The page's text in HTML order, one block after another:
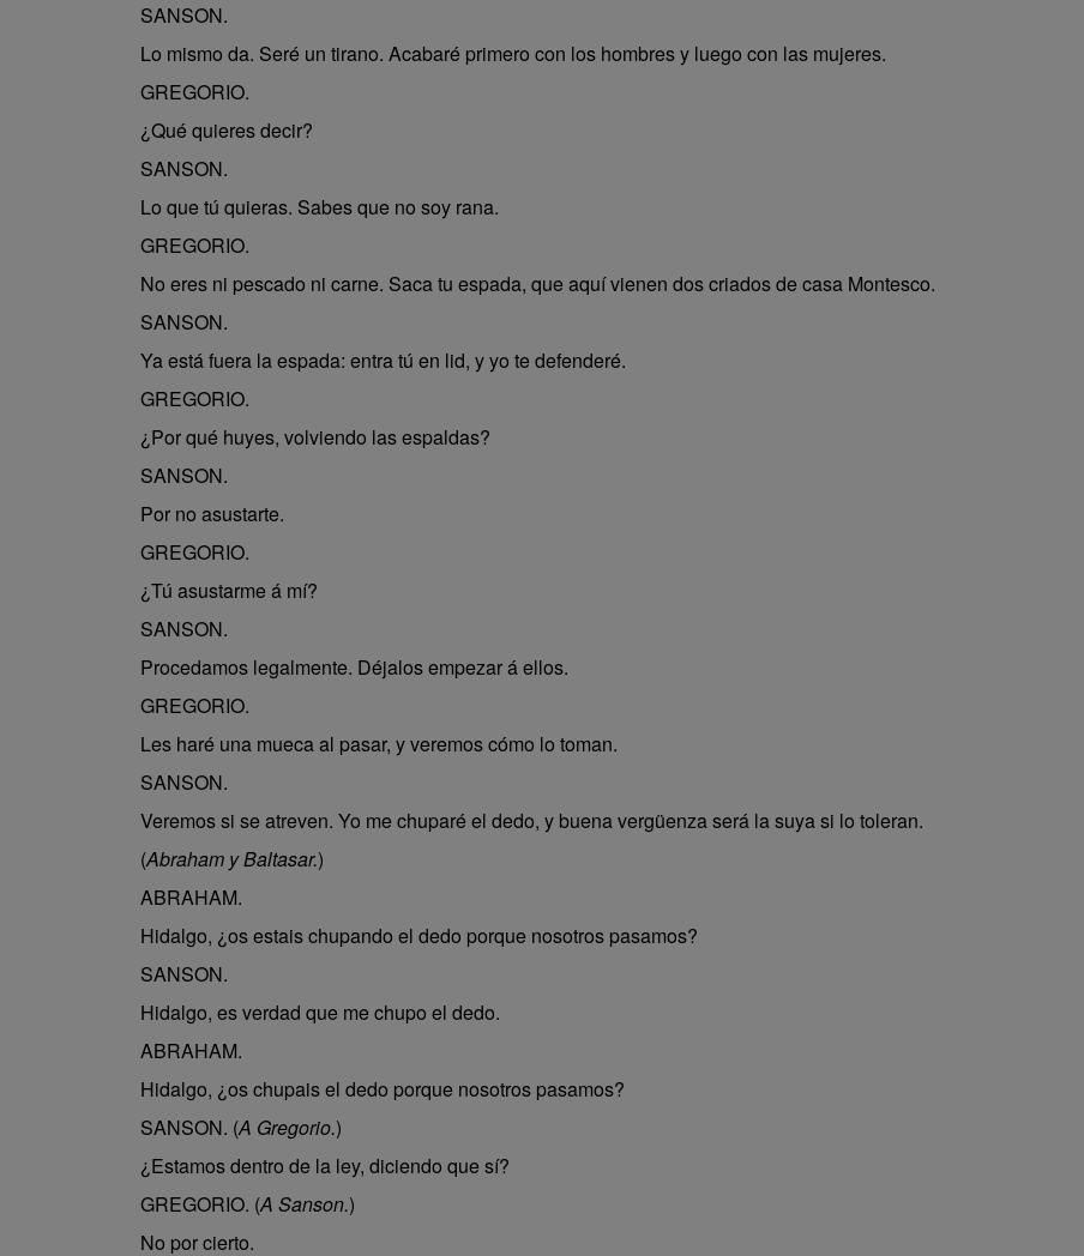
SANSON.
Lo mismo da. Seré un tirano. Acabaré primero con los hombres y luego con las mujeres.
GREGORIO.
¿Qué quieres decir?
SANSON.
Lo que tú quieras. Sabes que no soy rana.
GREGORIO.
No eres ni pescado ni carne. Saca tu espada, que aquí vienen dos criados de casa Montesco.
SANSON.
Ya está fuera la espada: entra tú en lid, y yo te defenderé.
GREGORIO.
¿Por qué huyes, volviendo las espaldas?
SANSON.
Por no asustarte.
GREGORIO.
¿Tú asustarme á mí?
SANSON.
Procedamos legalmente. Déjalos empezar á ellos.
GREGORIO.
Les haré una mueca al pasar, y veremos cómo lo toman.
SANSON.
Veremos si se atreven. Yo me chuparé el dedo, y buena vergüenza será la suya si lo toleran.
(Abraham y Baltasar.)
ABRAHAM.
Hidalgo, ¿os estais chupando el dedo porque nosotros pasamos?
SANSON.
Hidalgo, es verdad que me chupo el dedo.
ABRAHAM.
Hidalgo, ¿os chupais el dedo porque nosotros pasamos?
SANSON. (A Gregorio.)
¿Estamos dentro de la ley, diciendo que sí?
GREGORIO. (A Sanson.)
No por cierto.